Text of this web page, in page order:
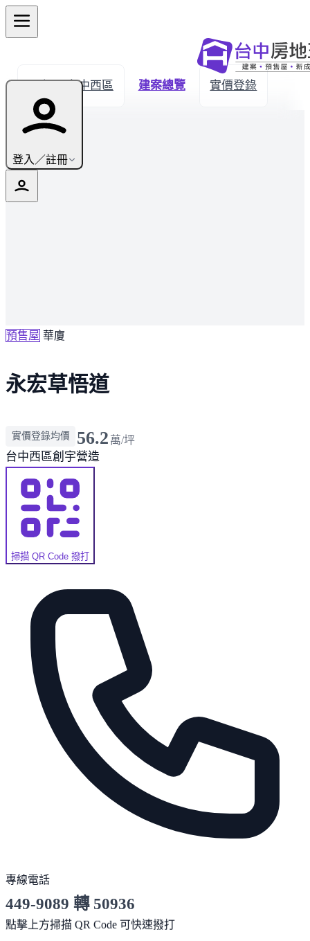
登入／註冊
← 返回台中西區 建案總覽 實價登錄
預售屋 華廈
永宏草悟道
實價登錄均價 56.2 萬/坪
台中西區創宇營造
掃描 QR Code 撥打
專線電話
449-9089 轉 50936
服務時間 10:00～19:00
點擊上方掃描 QR Code 可快速撥打